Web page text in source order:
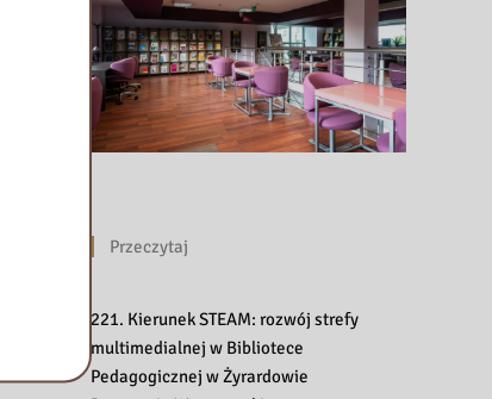
Przeczytaj
221. Kierunek STEAM: rozwój strefy
multimedialnej w Bibliotece
Pedagogicznej w Żyrardowie